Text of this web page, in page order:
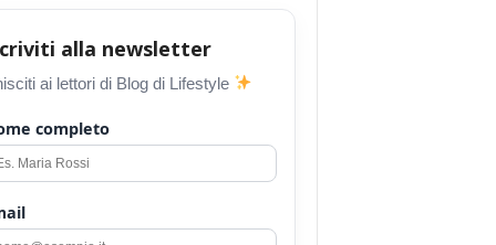
alla newsletter
ai lettori di Blog di Lifestyle
completo